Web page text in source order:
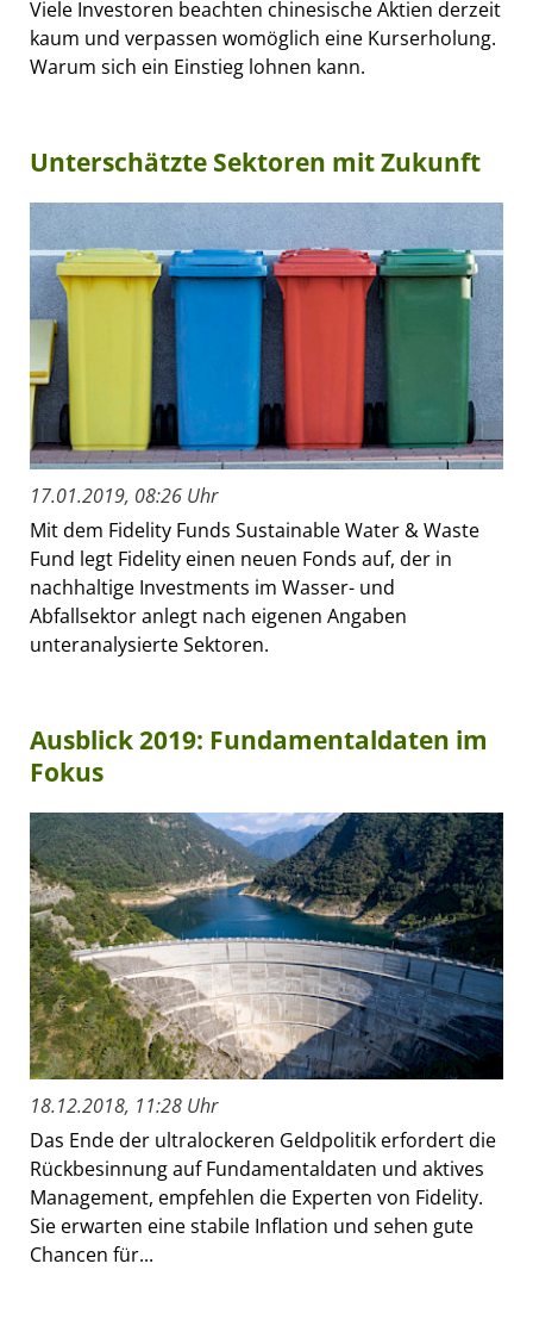
Viele Investoren beachten chinesische Aktien derzeit
kaum und verpassen womöglich eine Kurserholung.
Warum sich ein Einstieg lohnen kann.
Unterschätzte Sektoren mit Zukunft
17.01.2019, 08:26 Uhr
Mit dem Fidelity Funds Sustainable Water & Waste
Fund legt Fidelity einen neuen Fonds auf, der in
nachhaltige Investments im Wasser- und
Abfallsektor anlegt nach eigenen Angaben
unteranalysierte Sektoren.
Ausblick 2019: Fundamentaldaten im
Fokus
18.12.2018, 11:28 Uhr
Das Ende der ultralockeren Geldpolitik erfordert die
Rückbesinnung auf Fundamentaldaten und aktives
Management, empfehlen die Experten von Fidelity.
Sie erwarten eine stabile Inflation und sehen gute
Chancen für...